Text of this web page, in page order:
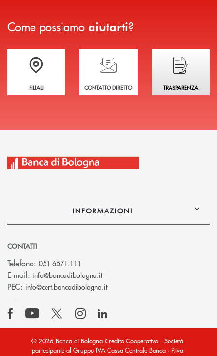
Come possiamo aiutarti?
Trova la filiale più vicina a te
FILIALI
Hai bisogno di assistenza immediata?
CONTATTO DIRETTO
Hai bisogno di
TRASPARENZA
INFORMAZIONI
CONTATTI
Telefono: 051 6571.111
E-mail: info@bancadibologna.it(si apre l’app di posta elettronica)
PEC: info@cert.bancadibologna.it(si apre l’app di posta
© 2026 Banca di Bologna Credito Cooperativo - Società
partecipante al Gruppo IVA Cassa Centrale Banca · P.Iva